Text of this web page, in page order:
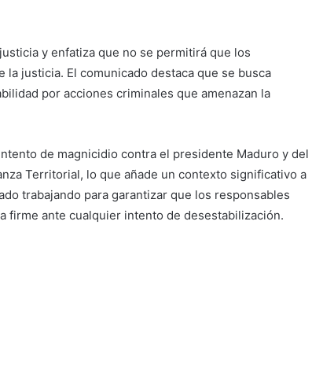
y enfatiza que no se permitirá que los
justicia. El comunicado destaca que se busca
por acciones criminales que amenazan la
de magnicidio contra el presidente Maduro y del
Territorial, lo que añade un contexto significativo a
trabajando para garantizar que los responsables
firme ante cualquier intento de desestabilización.